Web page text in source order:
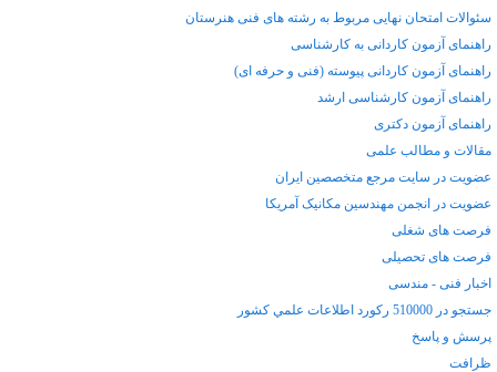
سئوالات امتحان نهایی مربوط به رشته های فنی هنرستان
راهنمای آزمون کاردانی به کارشناسی
راهنمای آزمون کاردانی پیوسته (فنی و حرفه ای)
راهنمای آزمون کارشناسی ارشد
راهنمای آزمون دکتری
مقالات و مطالب علمی
عضویت در سایت مرجع متخصصین ایران
عضويت در انجمن مهندسین مکانیک آمریکا
فرصت های شغلی
فرصت های تحصیلی
اخبار فنی - مندسی
جستجو در 510000 ركورد اطلاعات علمي كشور
پرسش و پاسخ
ظرافت